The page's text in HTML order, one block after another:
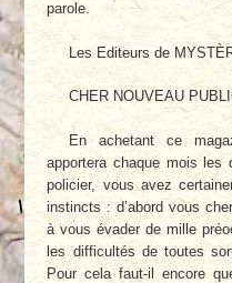
parole.
Les Editeurs de
CHER NOUVEAU
En achetant ce
apportera chaque mois les
policier, vous avez
instincts : d’abord vous
à vous évader de mille
les difficultés de toutes
Pour cela faut-il encore